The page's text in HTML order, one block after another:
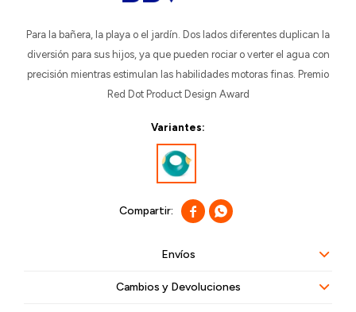
Para la bañera, la playa o el jardín. Dos lados diferentes duplican la
diversión para sus hijos, ya que pueden rociar o verter el agua con
precisión mientras estimulan las habilidades motoras finas. Premio
Red Dot Product Design Award
Variantes:
 
Envíos
Cambios y Devoluciones